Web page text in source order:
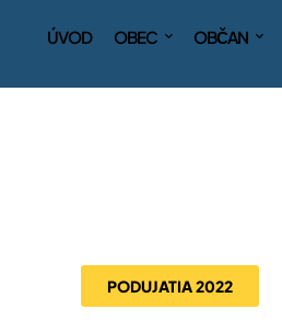
ÚVOD OBEC OBČAN
PODUJATIA 2022